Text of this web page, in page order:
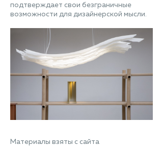
подтверждает свои безграничные
возможности для дизайнерской мысли.
Материалы взяты с сайта